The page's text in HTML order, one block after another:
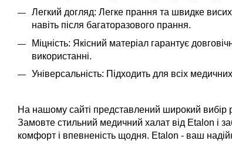
Легкий догляд: Легке прання та швидке
навіть після багаторазового прання.
Міцність: Якісний матеріал гарантує
використанні.
Універсальність: Підходить для всіх
На нашому сайті представлений широкий вибір
Замовте стильний медичний халат від Etalon і
комфорт і впевненість щодня. Etalon - ваш